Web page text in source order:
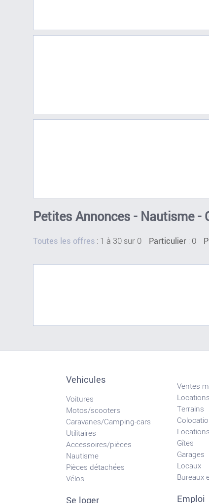
Petites Annonces - Nautisme -
Toutes les offres : 1 à 30 sur 0 Particulier : 0
Vehicules
Voitures
Motos/scooters
Caravanes/Camping-cars
Utilitaires
Accessoires/pièces
Nautisme
Pièces détachées
Vélos
Ventes
Terrains
Gîtes
Garages
Locaux
Bureaux
Emploi